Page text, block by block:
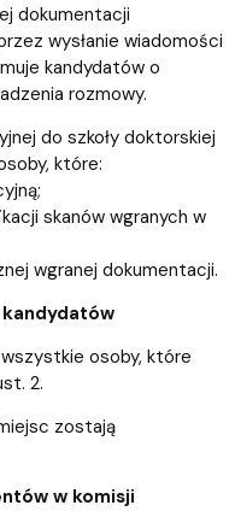
dokumentacji
wysłanie wiadomości
kandydatów o
rozmowy.
do szkoły doktorskiej
które:
skanów wgranych w
wgranej dokumentacji.
kandydatów
osoby, które
2.
zostają
w komisji